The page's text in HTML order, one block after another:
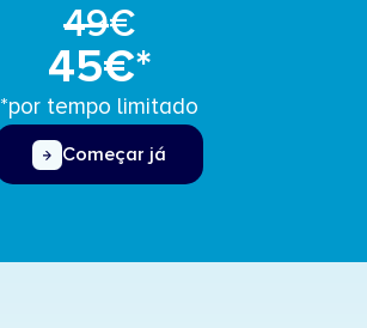
49€
45€*
*por tempo limitado
Começar já